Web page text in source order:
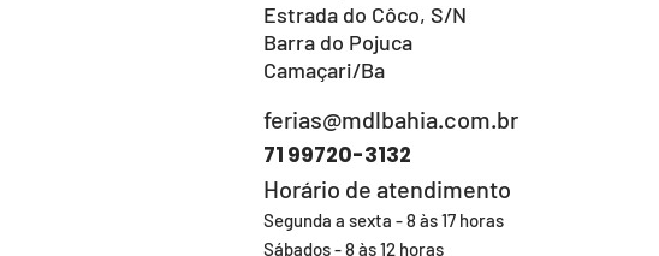
Estrada do Côco, S/N
Barra do Pojuca
Camaçari/Ba
ferias@mdlbahia.com.br
71 99720-3132
Horário de atendimento
Segunda a sexta - 8 às 17 horas
Sábados - 8 às 12 horas